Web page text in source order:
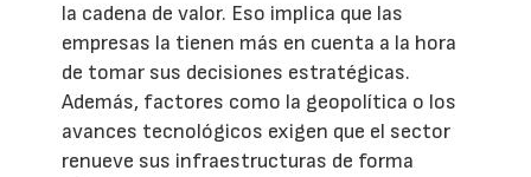
la cadena de valor. Eso implica que las
empresas la tienen más en cuenta a la hora
de tomar sus decisiones estratégicas.
Además, factores como la geopolítica o los
avances tecnológicos exigen que el sector
renueve sus infraestructuras de forma